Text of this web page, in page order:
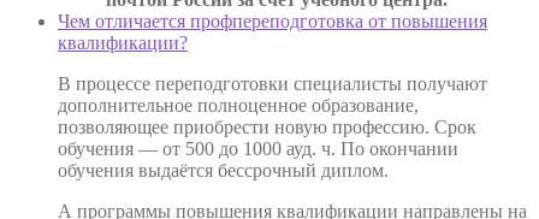
Чем отличается профпереподготовка от повышения
квалификации?
В процессе переподготовки специалисты получают
дополнительное полноценное образование,
позволяющее приобрести новую профессию. Срок
обучения — от 500 до 1000 ауд. ч. По окончании
обучения выдаётся бессрочный диплом.
А программы повышения квалификации направлены на